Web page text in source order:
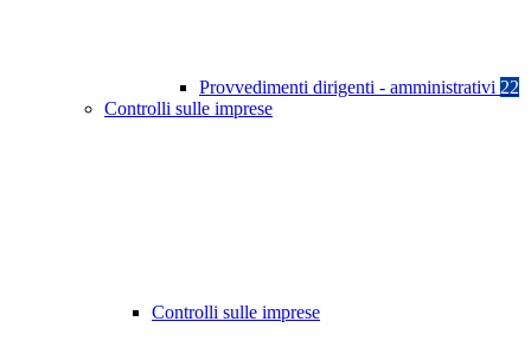
Provvedimenti dirigenti - amministrativi 22
Controlli sulle imprese
Controlli sulle imprese